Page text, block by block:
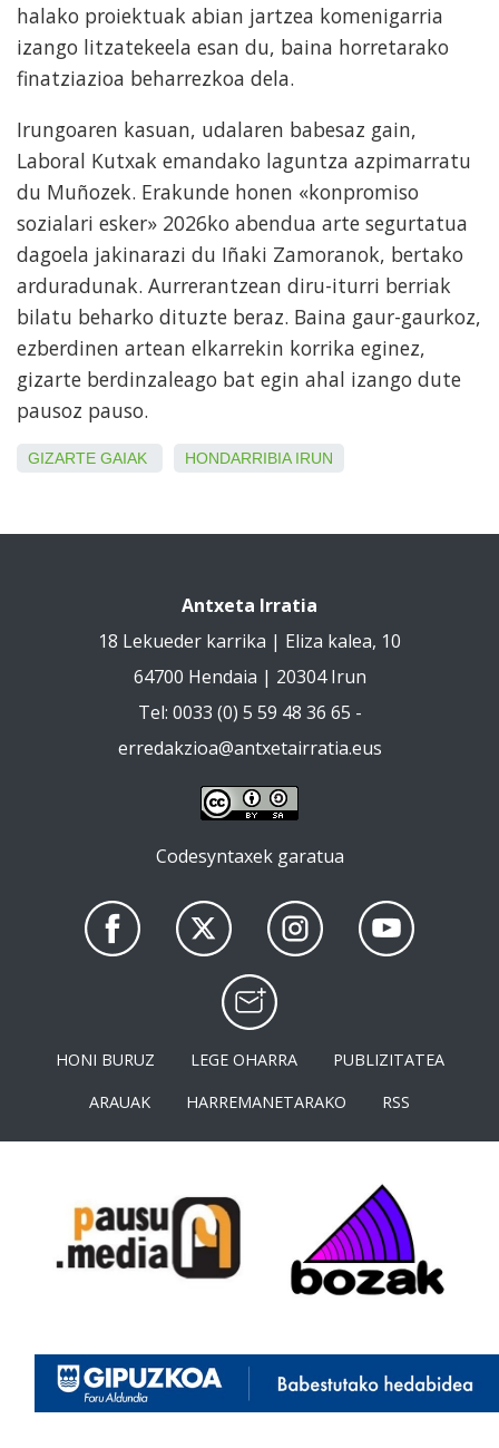
halako proiektuak abian jartzea komenigarria
izango litzatekeela esan du, baina horretarako
finatziazioa beharrezkoa dela.
Irungoaren kasuan, udalaren babesaz gain,
Laboral Kutxak emandako laguntza azpimarratu
du Muñozek. Erakunde honen «konpromiso
sozialari esker» 2026ko abendua arte segurtatua
dagoela jakinarazi du Iñaki Zamoranok, bertako
arduradunak. Aurrerantzean diru-iturri berriak
bilatu beharko dituzte beraz. Baina gaur-gaurkoz,
ezberdinen artean elkarrekin korrika eginez,
gizarte berdinzaleago bat egin ahal izango dute
pausoz pauso.
GIZARTE GAIAK HONDARRIBIA IRUN
Antxeta Irratia
18 Lekueder karrika | Eliza kalea, 10
64700 Hendaia | 20304 Irun
Tel: 0033 (0) 5 59 48 36 65 -
erredakzioa@antxetairratia.eus
Codesyntaxek garatua
HONI BURUZ LEGE OHARRA
PUBLIZITATEA
ARAUAK
HARREMANETARAKO RSS